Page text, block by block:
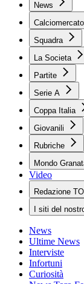
News
Calciomercato
Squadra
La Societa
Partite
Serie A
Coppa Italia
Giovanili
Rubriche
Mondo
Video
Redazione
I siti del
News
Ultime News
Interviste
Infortuni
Curiosità